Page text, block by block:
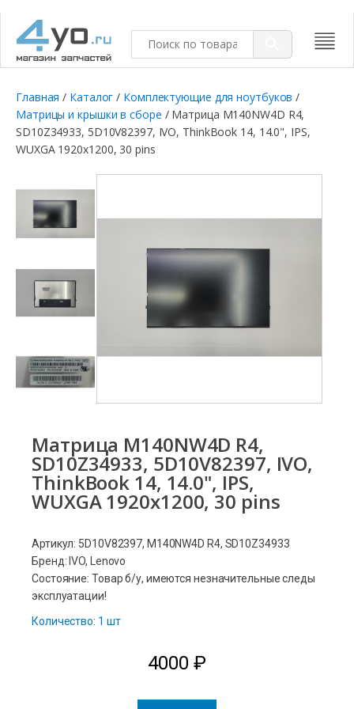
Главная / Каталог / Комплектующие для ноутбуков /
Матрицы и крышки в сборе / Матрица M140NW4D R4,
SD10Z34933, 5D10V82397, IVO, ThinkBook 14, 14.0", IPS,
WUXGA 1920x1200, 30 pins
Матрица M140NW4D R4,
SD10Z34933, 5D10V82397, IVO,
ThinkBook 14, 14.0", IPS,
WUXGA 1920x1200, 30 pins
Артикул: 5D10V82397, M140NW4D R4, SD10Z34933
Бренд: IVO, Lenovo
Состояние: Товар б/у, имеются незначительные следы
эксплуатации!
Количество: 1 шт
4000 ₽